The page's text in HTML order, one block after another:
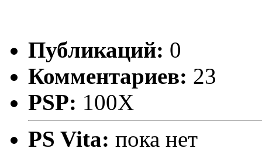
Публикаций: 0
Комментариев: 23
PSP: 100X
PS Vita: пока нет